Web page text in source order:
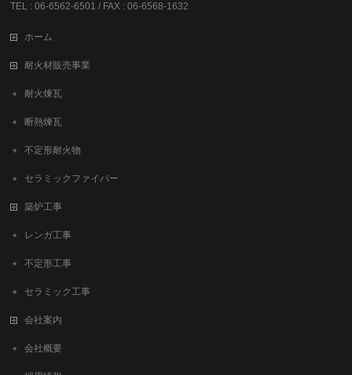
TEL : 06-6562-6501 / FAX : 06-6568-1632
ホーム
耐火材販売事業
耐火煉瓦
断熱煉瓦
不定形耐火物
セラミックファイバー
築炉工事
レンガ工事
不定形工事
セラミック工事
会社案内
会社概要